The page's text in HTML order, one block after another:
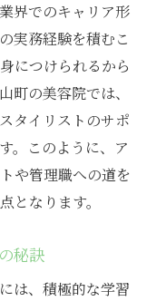
界でのキャリア形
実務経験を積むこ
につけられるから
町の美容院では、
タイリストのサポ
。このように、ア
や管理職への道を
となります。
秘訣
は、積極的な学習